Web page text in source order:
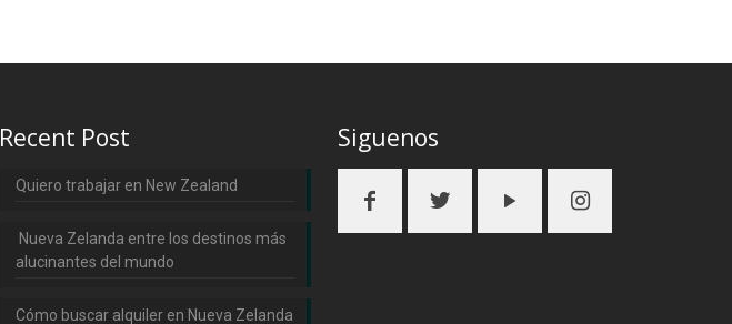
Recent Post
Quiero trabajar en New Zealand
Nueva Zelanda entre los destinos más
alucinantes del mundo
Cómo buscar alquiler en Nueva Zelanda
Siguenos